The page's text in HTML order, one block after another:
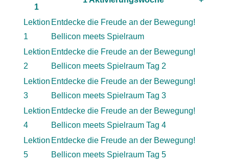
1
Lektion
1
Entdecke die Freude an der Bewegung!
Bellicon meets Spielraum
Lektion
2
Entdecke die Freude an der Bewegung!
Bellicon meets Spielraum Tag 2
Lektion
3
Entdecke die Freude an der Bewegung!
Bellicon meets Spielraum Tag 3
Lektion
4
Entdecke die Freude an der Bewegung!
Bellicon meets Spielraum Tag 4
Lektion
5
Entdecke die Freude an der Bewegung!
Bellicon meets Spielraum Tag 5